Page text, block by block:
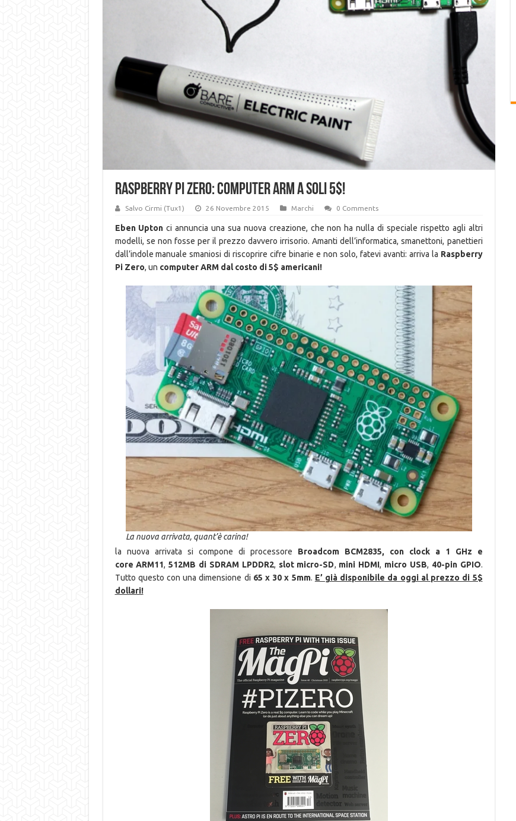
Raspberry Pi Zero: Computer ARM a soli 5$!
Salvo Cirmi (Tux1) 26 Novembre 2015 Marchi 0 Comments
Eben Upton ci annuncia una sua nuova creazione, che non ha nulla di speciale rispetto agli altri
modelli, se non fosse per il prezzo davvero irrisorio. Amanti dell’informatica, smanettoni, panettieri
dall’indole manuale smaniosi di riscoprire cifre binarie e non solo, fatevi avanti: arriva la Raspberry
Pi Zero, un computer ARM dal costo di 5$ americani!
La nuova arrivata, quant’è carina!
la nuova arrivata si compone di processore Broadcom BCM2835, con clock a 1 GHz e
core ARM11,512MB di SDRAM LPDDR2, slot micro-SD, mini HDMI, micro USB, 40-pin GPIO.
Tutto questo con una dimensione di 65 x 30 x 5mm. E’ già disponibile da oggi al prezzo di 5$
dollari!